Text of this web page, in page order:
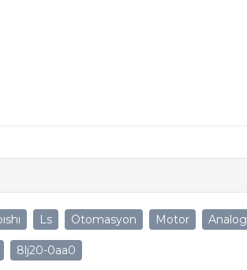
Ls Otomasyon Motor Analog
8lj20-0aa0